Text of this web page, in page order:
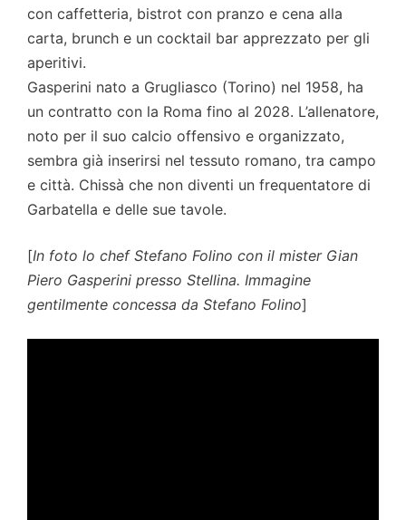
con caffetteria, bistrot con pranzo e cena alla
carta, brunch e un cocktail bar apprezzato per gli
aperitivi.
Gasperini nato a Grugliasco (Torino) nel 1958, ha
un contratto con la Roma fino al 2028. L’allenatore,
noto per il suo calcio offensivo e organizzato,
sembra già inserirsi nel tessuto romano, tra campo
e città. Chissà che non diventi un frequentatore di
Garbatella e delle sue tavole.
[In foto lo chef Stefano Folino con il mister Gian
Piero Gasperini presso Stellina. Immagine
gentilmente concessa da Stefano Folino]